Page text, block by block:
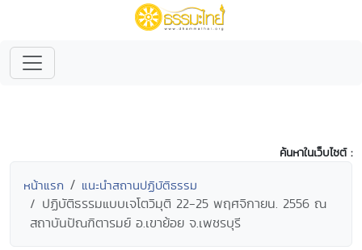
ค้นหาในเว็บไซต์ :
หน้าแรก แนะนำสถานปฏิบัติธรรม
ปฏิบัติธรรมแบบเจโตวิมุติ 22-25 พฤศจิกายน. 2556 ณ
สถาบันปัณฑิตารมย์ อ.เขาย้อย จ.เพชรบุรี